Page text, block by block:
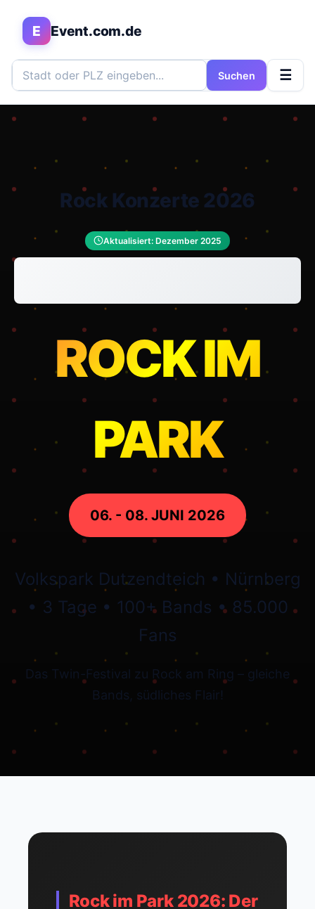
E Event.com.de
Suchen ☰
Rock Konzerte 2026
Aktualisiert: Dezember 2025
ROCK IM
PARK
06. - 08. JUNI 2026
Volkspark Dutzendteich • Nürnberg
• 3 Tage • 100+ Bands • 85.000
Fans
Das Twin-Festival zu Rock am Ring – gleiche
Bands, südliches Flair!
Rock im Park 2026: Der